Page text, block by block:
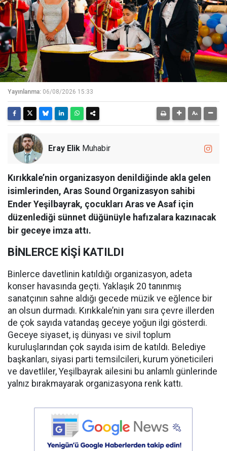
Yayınlanma: 06/08/2026 15:33
Eray Elik Muhabir
Kırıkkale’nin organizasyon denildiğinde akla gelen
isimlerinden, Aras Sound Organizasyon sahibi
Ender Yeşilbayrak, çocukları Aras ve Asaf için
düzenlediği sünnet düğünüyle hafızalara kazınacak
bir geceye imza attı.
BİNLERCE KİŞİ KATILDI
Binlerce davetlinin katıldığı organizasyon, adeta
konser havasında geçti. Yaklaşık 20 tanınmış
sanatçının sahne aldığı gecede müzik ve eğlence bir
an olsun durmadı. Kırıkkale’nin yanı sıra çevre illerden
de çok sayıda vatandaş geceye yoğun ilgi gösterdi.
Geceye siyaset, iş dünyası ve sivil toplum
kuruluşlarından çok sayıda isim de katıldı. Belediye
başkanları, siyasi parti temsilcileri, kurum yöneticileri
ve davetliler, Yeşilbayrak ailesini bu anlamlı günlerinde
yalnız bırakmayarak organizasyona renk kattı.